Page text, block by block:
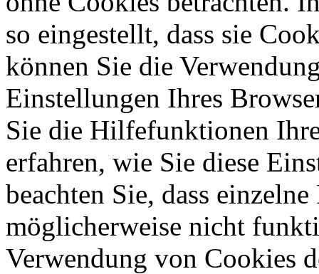
so eingestellt, dass sie
können Sie die
Einstellungen Ihres
Sie die Hilfefunktionen
erfahren, wie Sie diese
beachten Sie, dass
möglicherweise nicht
Verwendung von Cookies